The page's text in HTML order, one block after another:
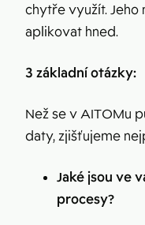
chytře využít. Jeho
aplikovat hned.
3 základní otázky:
Než se v AITOMu
daty, zjišťujeme
Jaké jsou ve
procesy?